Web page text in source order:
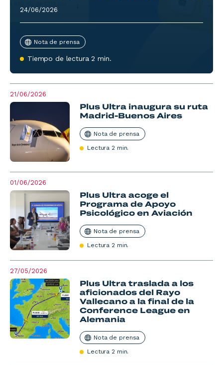
24/06/2026
Nota de prensa
Tiempo de lectura 2 min.
21/06/2026
Plus Ultra inaugura su ruta
Madrid-Buenos Aires
Nota de prensa
Lectura 2 min.
01/06/2026
Plus Ultra acoge el
Programa de Apoyo
Psicológico en Aviación
Nota de prensa
Lectura 2 min.
27/05/2026
Plus Ultra traslada a los
aficionados del Rayo
Vallecano a la final de la
Conference League en
Alemania
Nota de prensa
Lectura 2 min.